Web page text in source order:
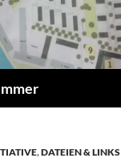
,DATEIEN & LINKS